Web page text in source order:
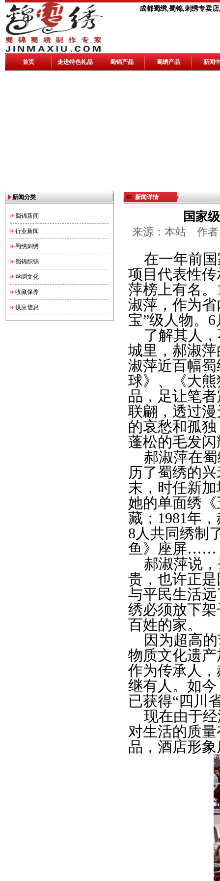
成都蜀绣,蜀锦,刺绣专卖
首页 走进特色礼品 蜀锦产品 蜀绣产品 新闻
新闻分类
蜀锦新闻
行业新闻
蜀绣刺绣
蜀锦织锦
丝绸文化
收藏保养
供应信息
新闻详情
国家
来源：本站 作者
在一年前国
项目代表性
萍榜上有名。
淑萍，作为
宝”级人物。
了解其人，
城里，郝淑
淑萍近百幅
球》、《大
品，足让笔
联翩，透过
的哀愁和孤
蓬松的毛发
郝淑萍在蜀
历了蜀绣的
末，时任新
她的单面绣
藏；1981年
8人共同绣制
鱼》座屏……
郝淑萍说，
贵，也许正
与平民生活
绣必须放下
百姓的家。
因为超高的
物质文化遗
作为传承人
继有人。如
已获得“四川
现在由于经
对生活的质
品，酒店形